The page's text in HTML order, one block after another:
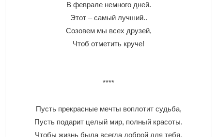
В феврале немного дней.
Этот – самый лучший..
Созовем мы всех друзей,
Чтоб отметить круче!
****
Пусть прекрасные мечты воплотит судьба,
Пусть подарит целый мир, полный красоты.
Чтобы жизнь была всегда доброй для тебя,